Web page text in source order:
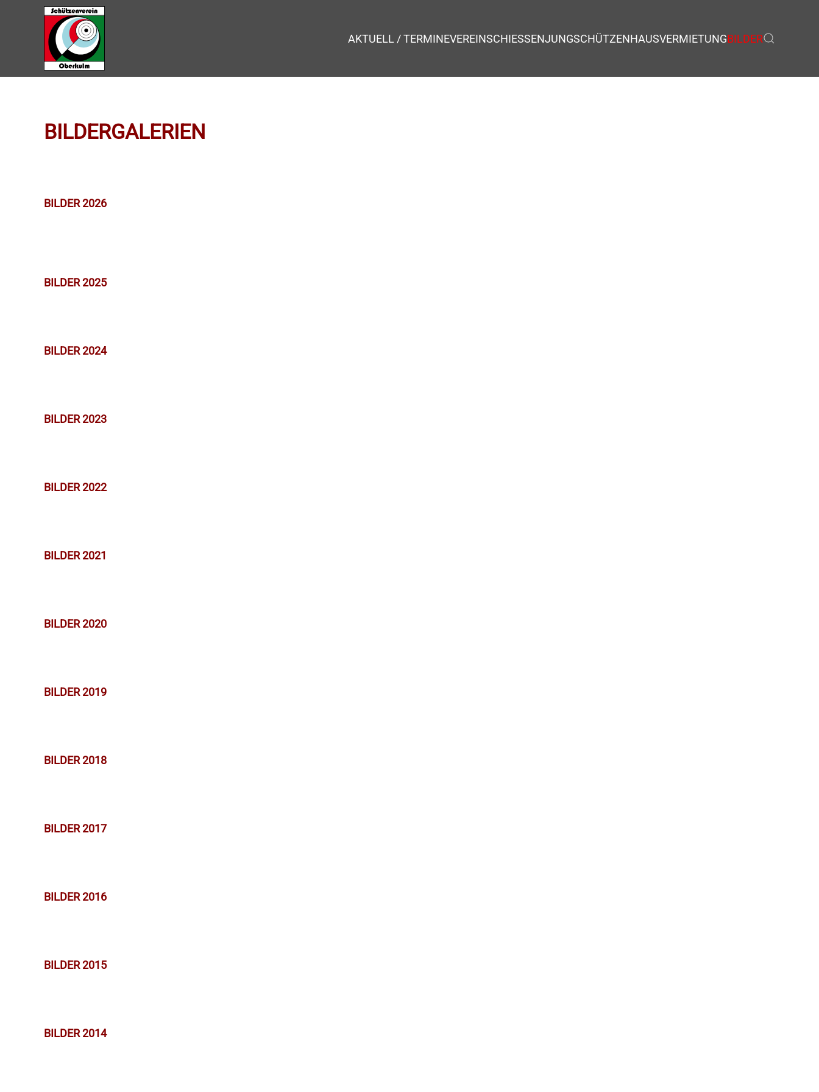
Zum Hauptinhalt springen AKTUELL / TERMINEVEREINSCHIESSENJUNGSCHÜTZENHAUSVERMIETUNGBILDER
BILDERGALERIEN
BILDER 2026
BILDER 2025
BILDER 2024
BILDER 2023
BILDER 2022
BILDER 2021
BILDER 2020
BILDER 2019
BILDER 2018
BILDER 2017
BILDER 2016
BILDER 2015
BILDER 2014